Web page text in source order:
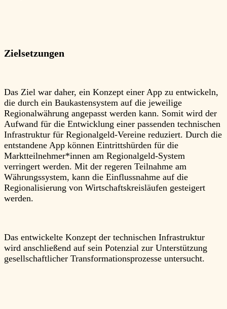
Zielsetzungen
Das Ziel war daher, ein Konzept einer App zu entwickeln,
die durch ein Baukastensystem auf die jeweilige
Regionalwährung angepasst werden kann. Somit wird der
Aufwand für die Entwicklung einer passenden technischen
Infrastruktur für Regionalgeld-Vereine reduziert. Durch die
entstandene App können Eintrittshürden für die
Marktteilnehmer*innen am Regionalgeld-System
verringert werden. Mit der regeren Teilnahme am
Währungssystem, kann die Einflussnahme auf die
Regionalisierung von Wirtschaftskreisläufen gesteigert
werden.
Das entwickelte Konzept der technischen Infrastruktur
wird anschließend auf sein Potenzial zur Unterstützung
gesellschaftlicher Transformationsprozesse untersucht.